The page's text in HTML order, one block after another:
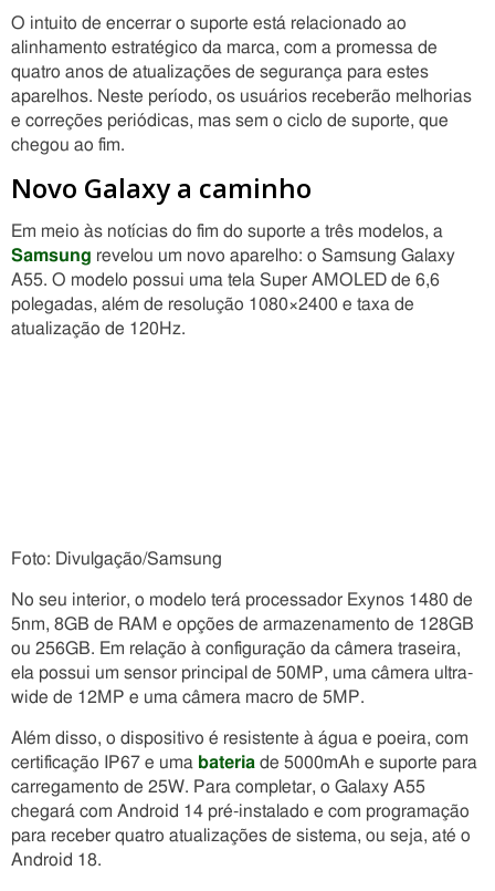
O intuito de encerrar o suporte está relacionado ao
alinhamento estratégico da marca, com a promessa de
quatro anos de atualizações de segurança para estes
aparelhos. Neste período, os usuários receberão melhorias
e correções periódicas, mas sem o ciclo de suporte, que
chegou ao fim.
Novo Galaxy a caminho
Em meio às notícias do fim do suporte a três modelos, a
Samsung revelou um novo aparelho: o Samsung Galaxy
A55. O modelo possui uma tela Super AMOLED de 6,6
polegadas, além de resolução 1080×2400 e taxa de
atualização de 120Hz.
Foto: Divulgação/Samsung
No seu interior, o modelo terá processador Exynos 1480 de
5nm, 8GB de RAM e opções de armazenamento de 128GB
ou 256GB. Em relação à configuração da câmera traseira,
ela possui um sensor principal de 50MP, uma câmera ultra-
wide de 12MP e uma câmera macro de 5MP.
Além disso, o dispositivo é resistente à água e poeira, com
certificação IP67 e uma bateria de 5000mAh e suporte para
carregamento de 25W. Para completar, o Galaxy A55
chegará com Android 14 pré-instalado e com programação
para receber quatro atualizações de sistema, ou seja, até o
Android 18.